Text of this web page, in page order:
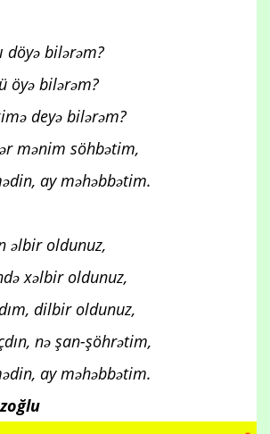
döyə bilərəm?
öyə bilərəm?
deyə bilərəm?
mənim söhbətim,
ay məhəbbətim.
əlbir oldunuz,
xəlbir oldunuz,
dilbir oldunuz,
nə şan-şöhrətim,
ay məhəbbətim.